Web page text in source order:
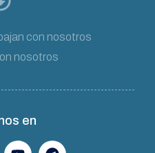
con nosotros
nosotros
en